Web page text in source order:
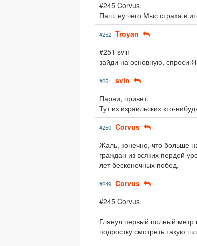
#245 Corvus
Паш, ну чего Мыс страха в
#252 Troyan
#251 svin
зайди на основную, спроси
#251 svin
Парни, привет.
Тут из израильских кто-
#250 Corvus
Жаль, конечно, что больше
граждан из всяких пердей
лет бесконечных побед.
#249 Corvus
#245 Corvus
Глянул первый полный метр
подростку смотреть такую